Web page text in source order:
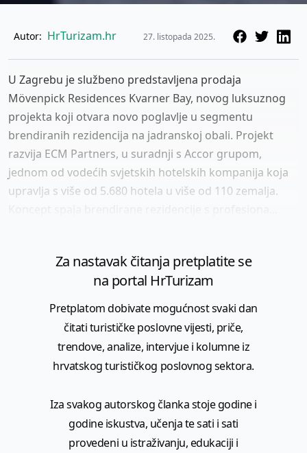
Autor: HrTurizam.hr 27. listopada 2025.
U Zagrebu je službeno predstavljena prodaja
Mövenpick Residences Kvarner Bay, novog luksuznog
projekta koji otvara novo poglavlje u segmentu
brendiranih rezidencija na jadranskoj obali. Projekt
razvija ECM Partners, u suradnji s Accor grupom,
jednom od vodećih svjetskih hotelskih kompanija koja
upravlja s više od 5.680 hotela u više od 110 zemalja.
Za nastavak čitanja pretplatite se
na portal HrTurizam
Pretplatom dobivate mogućnost svaki dan
čitati turističke poslovne vijesti, priče,
trendove, analize, intervjue i kolumne iz
hrvatskog turističkog poslovnog sektora.
Iza svakog autorskog članka stoje godine i
godine iskustva, učenja te sati i sati
provedeni u istraživanju, edukaciji i